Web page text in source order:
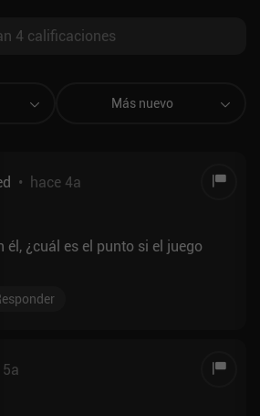
4 calificaciones
Más nuevo
• hace 4a
¿cuál es el punto si el juego